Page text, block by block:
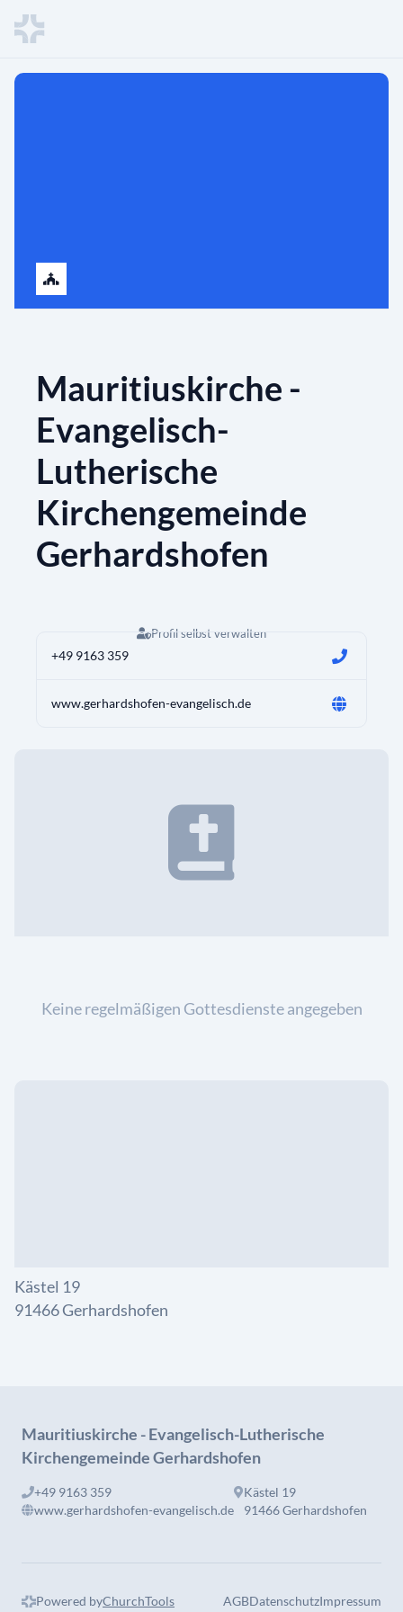
Mauritiuskirche -
Evangelisch-
Lutherische
Kirchengemeinde
Gerhardshofen
Profil selbst verwalten
+49 9163 359
www.gerhardshofen-evangelisch.de
Keine regelmäßigen Gottesdienste angegeben
Kästel 19
91466 Gerhardshofen
Mauritiuskirche - Evangelisch-Lutherische
Kirchengemeinde Gerhardshofen
+49 9163 359
www.gerhardshofen-evangelisch.de
Kästel 19
91466 Gerhardshofen
Powered byChurchTools AGBDatenschutzImpressum